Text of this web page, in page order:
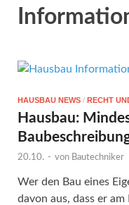
HAUSBAU NEWS / RECHT
Hausbau:
20.10. - von Bautechniker
Wer den Bau eines
davon aus, dass er